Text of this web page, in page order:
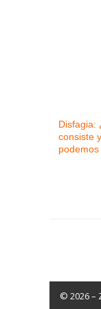
Disfagia:
consiste
© 2026 –